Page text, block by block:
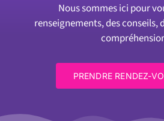
Nous sommes ici pour
renseignements, des conseils,
PRENDRE RENDEZ-